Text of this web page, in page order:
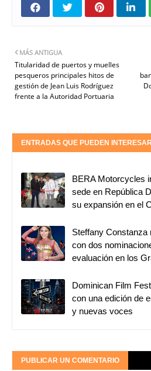
MÁS ANTIGUA
Titularidad de puertos y muelles
pesqueros principales hitos de
gestión de Jean Luis Rodríguez
frente a la Autoridad Portuaria
ENTRADAS QUE PUEDEN
BERA Motorcycles
sede en República
su expansión en el
Steffany Constanza
con dos
evaluación en los
Dominican Film
con una edición de
y nuevas voces
PUBLICAR UN COMENTARIO